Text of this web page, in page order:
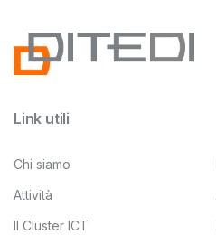
Link utili
Chi siamo
Attività
Il Cluster ICT